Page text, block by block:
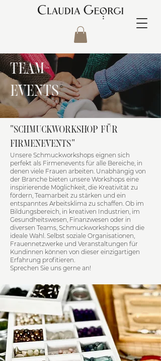
TEAM-
EVENTS
"SCHMUCKWORKSHOP FÜR
FIRMENEVENTS"
Unsere Schmuckworkshops eignen sich
perfekt als Firmenevents für alle Bereiche, in
denen viele Frauen arbeiten. Unabhängig von
der Branche bieten unsere Workshops eine
inspirierende Möglichkeit, die Kreativität zu
fördern, Teamarbeit zu stärken und ein
entspanntes Arbeitsklima zu schaffen. Ob im
Bildungsbereich, in kreativen Industrien, im
Gesundheitswesen, Finanzwesen oder in
diversen Teams, Schmuckworkshops sind die
ideale Wahl. Selbst soziale Organisationen,
Frauennetzwerke und Veranstaltungen für
Kundinnen können von dieser einzigartigen
Erfahrung profitieren.
Sprechen Sie uns gerne an!